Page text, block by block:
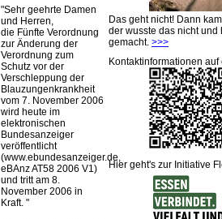
"Sehr geehrte Damen
und Herren,
die Fünfte Verordnung
zur Änderung der
Verordnung zum
Schutz vor der
Verschleppung der
Blauzungenkrankheit
vom 7. November 2006
wird heute im
elektronischen
Bundesanzeiger
veröffentlicht
(www.ebundesanzeiger.de,
eBAnz AT58 2006 V1)
und tritt am 8.
November 2006 in
Kraft. "
Das geht nicht! Dann
der wusste das nicht und
gemacht. >>>
Kontaktinformationen
Hier geht's zur Initiative